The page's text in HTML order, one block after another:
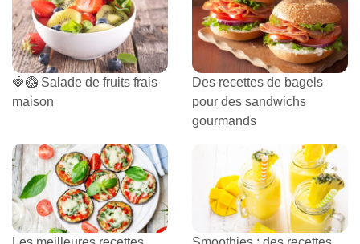
🍓🥝 Salade de fruits frais
maison
Des recettes de bagels
pour des sandwichs
gourmands